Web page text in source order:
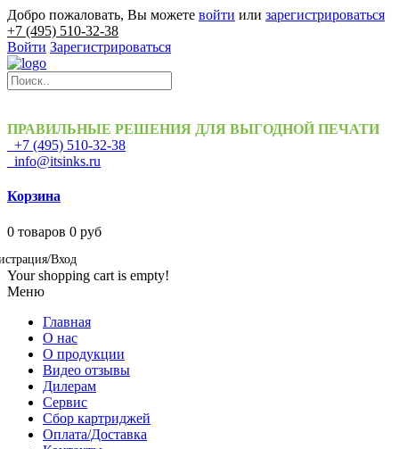
Добро пожаловать, Вы можете войти или зарегистрироваться
+7 (495) 510-32-38
Войти Зарегистрироваться
ПРАВИЛЬНЫЕ РЕШЕНИЯ ДЛЯ ВЫГОДНОЙ ПЕЧАТИ
+7 (495) 510-32-38
info@itsinks.ru
Корзина
0 товаров 0 руб
Вход
Your shopping cart is empty!
Меню
Главная
О нас
О продукции
Видео отзывы
Дилерам
Сервис
Сбор картриджей
Оплата/Доставка